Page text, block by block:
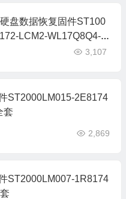
盘数据恢复固件ST100
LCM2-WL17Q8Q4-M
3,107
ST2000LM015-2E8174
套
2,869
ST2000LM007-1R8174